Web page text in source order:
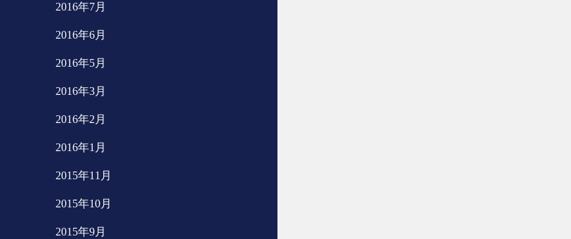
2016年7月
2016年6月
2016年5月
2016年3月
2016年2月
2016年1月
2015年11月
2015年10月
2015年9月